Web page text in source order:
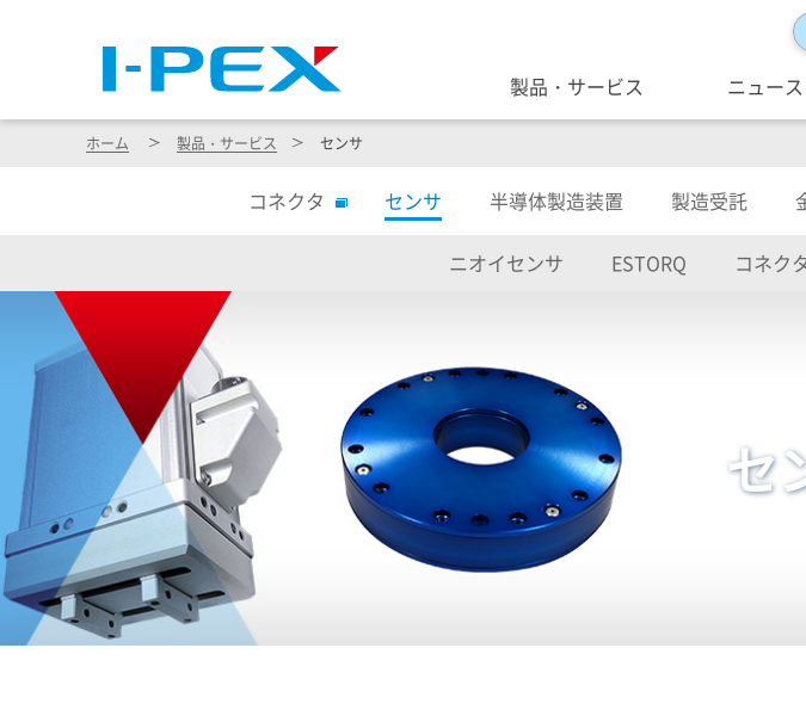
製品・サービス ニュー
ホーム 製品・サービス センサ
コネクタ センサ 半導体製造装置 製造受託
ニオイセンサ ESTORQ コネク
セ